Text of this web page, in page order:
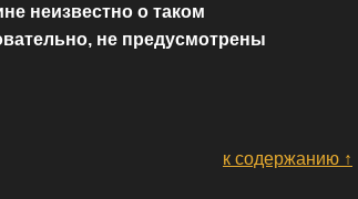
неизвестно о таком
не предусмотрены
к содержанию ↑